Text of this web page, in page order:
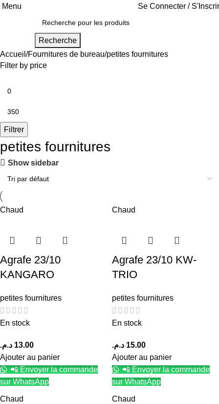
Menu Se Connecter /
Recherche
Accueil Fournitures de bureau petites fournitures
Filter by price
Filtrer
petites fournitures
Show sidebar
Chaud
Agrafe 23/10
KANGARO
petites fournitures
En stock
13.00 د.م.
Ajouter au panier
📲 Envoyer la commande
sur WhatsApp
Chaud
Agrafe 23/10 KW-
TRIO
petites fournitures
En stock
15.00 د.م.
Ajouter au panier
📲 Envoyer la commande
sur WhatsApp
Chaud Chaud